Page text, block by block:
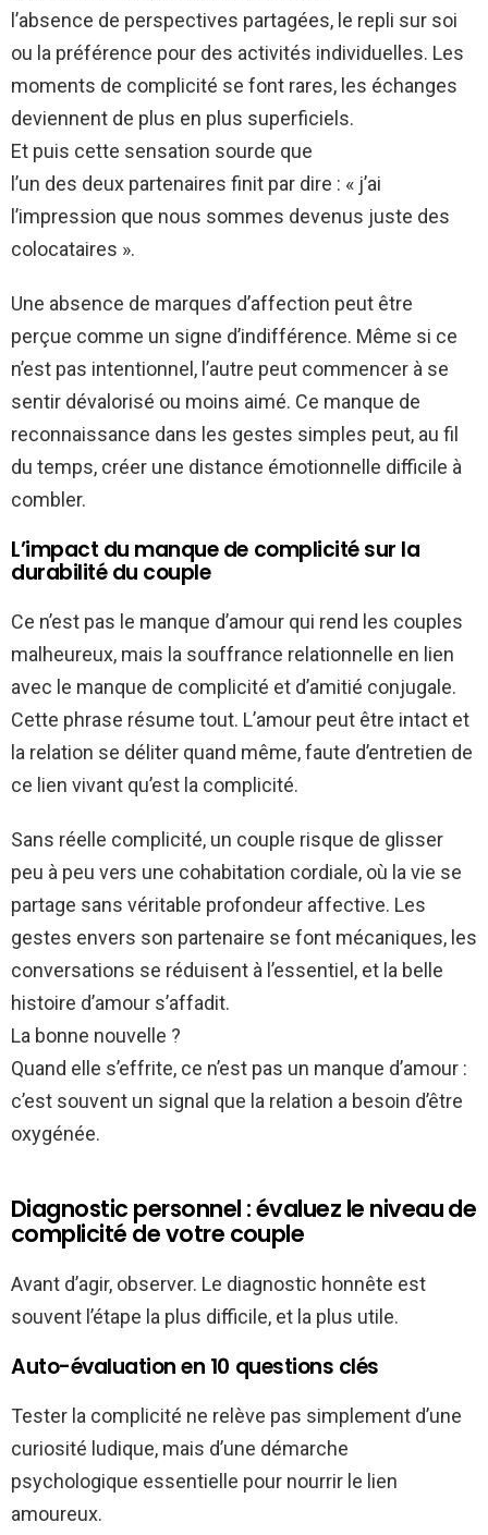
l’absence de perspectives partagées, le repli sur soi
ou la préférence pour des activités individuelles. Les
moments de complicité se font rares, les échanges
deviennent de plus en plus superficiels.
Et puis cette sensation sourde que
l’un des deux partenaires finit par dire : « j’ai
l’impression que nous sommes devenus juste des
colocataires ».
Une absence de marques d’affection peut être
perçue comme un signe d’indifférence. Même si ce
n’est pas intentionnel, l’autre peut commencer à se
sentir dévalorisé ou moins aimé. Ce manque de
reconnaissance dans les gestes simples peut, au fil
du temps, créer une distance émotionnelle difficile à
combler.
L’impact du manque de complicité sur la
durabilité du couple
Ce n’est pas le manque d’amour qui rend les couples
malheureux, mais la souffrance relationnelle en lien
avec le manque de complicité et d’amitié conjugale.
Cette phrase résume tout. L’amour peut être intact et
la relation se déliter quand même, faute d’entretien de
ce lien vivant qu’est la complicité.
Sans réelle complicité, un couple risque de glisser
peu à peu vers une cohabitation cordiale, où la vie se
partage sans véritable profondeur affective. Les
gestes envers son partenaire se font mécaniques, les
conversations se réduisent à l’essentiel, et la belle
histoire d’amour s’affadit.
La bonne nouvelle ?
Quand elle s’effrite, ce n’est pas un manque d’amour :
c’est souvent un signal que la relation a besoin d’être
oxygénée.
Diagnostic personnel : évaluez le niveau de
complicité de votre couple
Avant d’agir, observer. Le diagnostic honnête est
souvent l’étape la plus difficile, et la plus utile.
Auto-évaluation en 10 questions clés
Tester la complicité ne relève pas simplement d’une
curiosité ludique, mais d’une démarche
psychologique essentielle pour nourrir le lien
amoureux.